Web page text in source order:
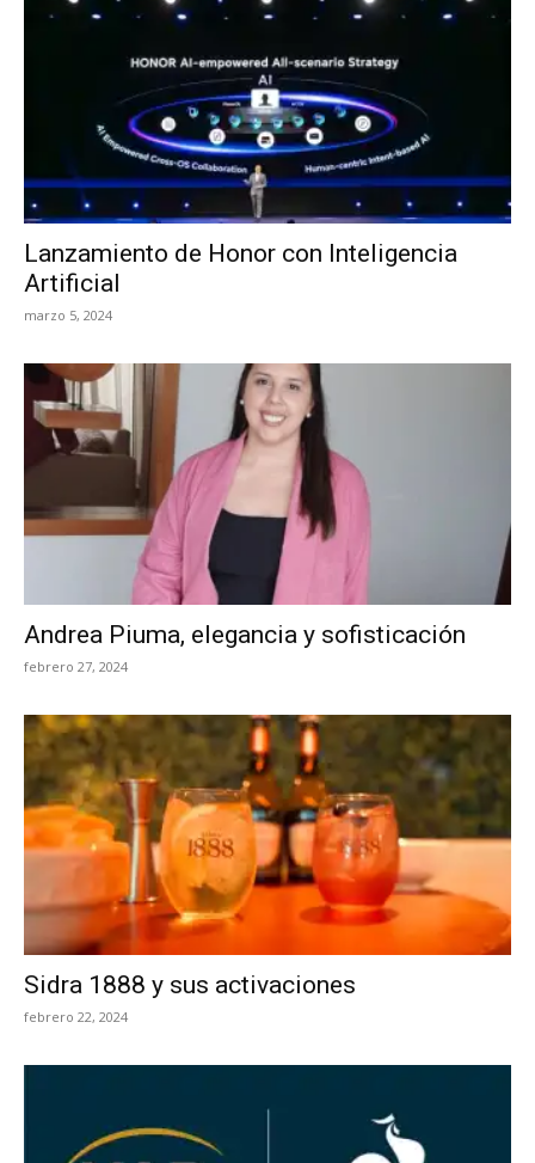
Lanzamiento de Honor con Inteligencia
Artificial
marzo 5, 2024
Andrea Piuma, elegancia y sofisticación
febrero 27, 2024
Sidra 1888 y sus activaciones
febrero 22, 2024